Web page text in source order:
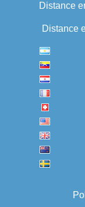
Distance
Distance